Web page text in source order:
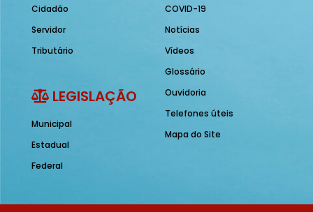
Cidadão
Servidor
Tributário
LEGISLAÇÃO
Municipal
Estadual
Federal
COVID-19
Notícias
Vídeos
Glossário
Ouvidoria
Telefones úteis
Mapa do Site